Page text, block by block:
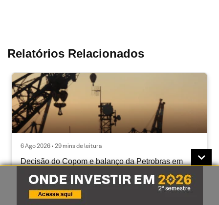
Relatórios Relacionados
6 Ago 2026 • 29 mins de leitura
Decisão do Copom e balanço da Petrobras em